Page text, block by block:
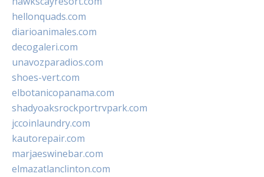
hellonquads.com
diarioanimales.com
decogaleri.com
unavozparadios.com
shoes-vert.com
elbotanicopanama.com
shadyoaksrockportrvpark.com
jccoinlaundry.com
kautorepair.com
marjaeswinebar.com
elmazatlanclinton.com